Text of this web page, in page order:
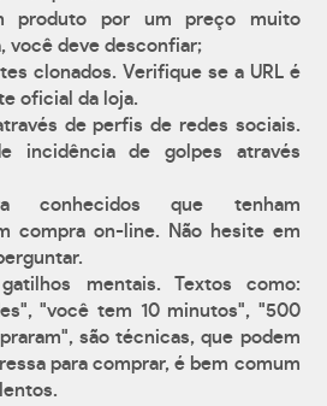
produto por um preço muito
você deve desconfiar;
clonados. Verifique se a URL é
oficial da loja.
de perfis de redes sociais.
incidência de golpes através
conhecidos que tenham
compra on-line. Não hesite em
mentais. Textos como:
"você tem 10 minutos", "500
são técnicas, que podem
para comprar, é bem comum